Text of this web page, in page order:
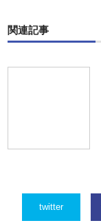
関連記事
twitter